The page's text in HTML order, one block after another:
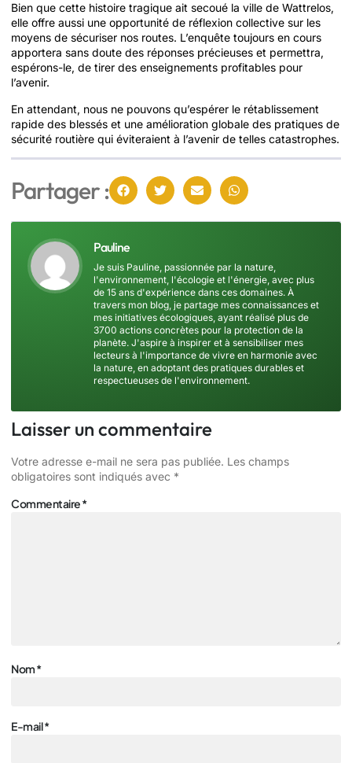
Bien que cette histoire tragique ait secoué la ville de Wattrelos,
elle offre aussi une opportunité de réflexion collective sur les
moyens de sécuriser nos routes. L’enquête toujours en cours
apportera sans doute des réponses précieuses et permettra,
espérons-le, de tirer des enseignements profitables pour
l’avenir.
En attendant, nous ne pouvons qu’espérer le rétablissement
rapide des blessés et une amélioration globale des pratiques de
sécurité routière qui éviteraient à l’avenir de telles catastrophes.
Partager :
Pauline
Je suis Pauline, passionnée par la nature,
l'environnement, l'écologie et l'énergie, avec plus
de 15 ans d'expérience dans ces domaines. À
travers mon blog, je partage mes connaissances et
mes initiatives écologiques, ayant réalisé plus de
3700 actions concrètes pour la protection de la
planète. J'aspire à inspirer et à sensibiliser mes
lecteurs à l'importance de vivre en harmonie avec
la nature, en adoptant des pratiques durables et
respectueuses de l'environnement.
Laisser un commentaire
Votre adresse e-mail ne sera pas publiée. Les champs
obligatoires sont indiqués avec *
Commentaire*
Nom*
E-mail*